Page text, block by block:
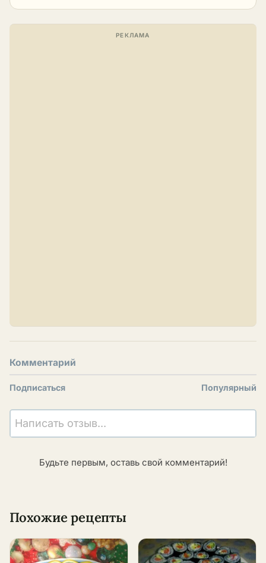
Комментарий
Подписаться Популярный
Написать отзыв...
Будьте первым, оставь свой комментарий!
Похожие рецепты